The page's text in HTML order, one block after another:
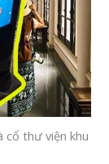
cổ thư viện khu